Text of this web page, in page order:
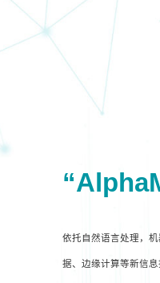
依托自然语言处理，
据、边缘计算等新信